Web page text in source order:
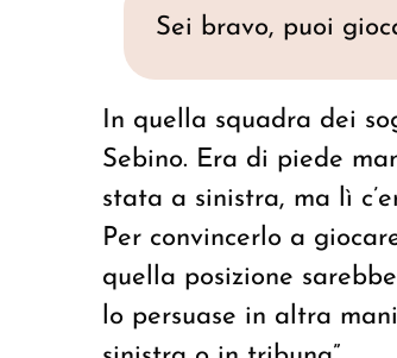
Sei bravo, puoi
In quella squadra dei
Sebino. Era di piede
stata a sinistra, ma lì
Per convincerlo a
quella posizione
lo persuase in altra